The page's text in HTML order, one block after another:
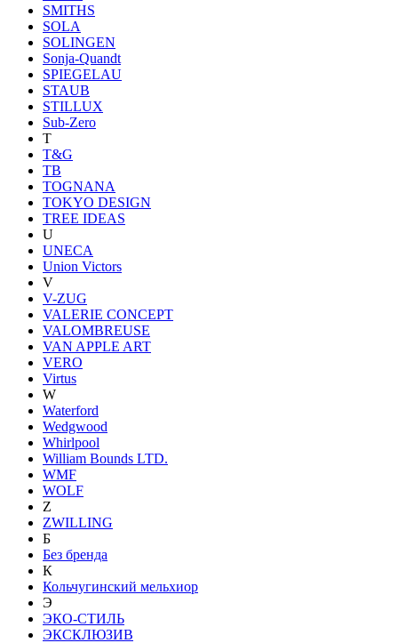
SMITHS
SOLA
SOLINGEN
Sonja-Quandt
SPIEGELAU
STAUB
STILLUX
Sub-Zero
T
T&G
TB
TOGNANA
TOKYO DESIGN
TREE IDEAS
U
UNECA
Union Victors
V
V-ZUG
VALERIE CONCEPT
VALOMBREUSE
VAN APPLE ART
VERO
Virtus
W
Waterford
Wedgwood
Whirlpool
William Bounds LTD.
WMF
WOLF
Z
ZWILLING
Б
Без бренда
К
Кольчугинский мельхиор
Э
ЭКО-СТИЛЬ
ЭКСКЛЮЗИВ